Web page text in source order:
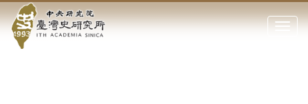
到中
央
點